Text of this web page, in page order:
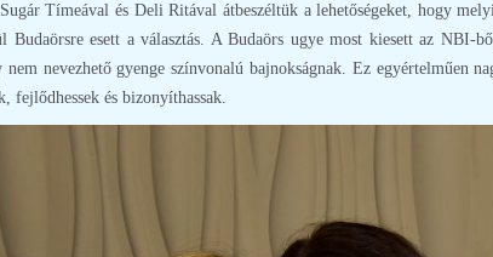
Tímeával és Deli Ritával átbeszéltük a lehetőségeket, hogy
Budaörsre esett a választás. A Budaörs ugye most kiesett az
nevezhető gyenge színvonalú bajnokságnak. Ez egyértelműen
fejlődhessek és bizonyíthassak.